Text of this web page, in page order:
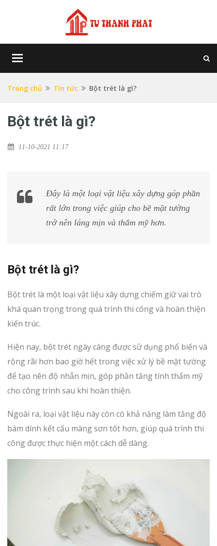
Toggle
Trang chủ Tin tức Bột trét là gì?
Bột trét là gì?
11-10-2021 11:17
Đây là một loại vật liệu xây dựng góp phần
rất lớn trong việc giúp cho bề mặt tường
trở nên láng mịn và thẩm mỹ hơn.
Bột trét là gì?
Bột trét là một loại vật liệu xây dựng chiếm giữ vai trò
khá quan trọng trong quá trình thi công và hoàn thiện
kiến trúc.
Hiện nay, bột trét ngày càng được sử dụng phổ biến và
rộng rãi hơn bao giờ hết trong việc xử lý bề mặt tường
để tạo nên độ nhẵn mịn, góp phần tăng tính thẩm mỹ
cho công trình sau khi hoàn thiện.
Ngoài ra, loại vật liệu này còn có khả năng làm tăng độ
bám dính kết cấu màng sơn tốt hơn, giúp quá trình thi
công được thực hiện một cách dễ dàng.